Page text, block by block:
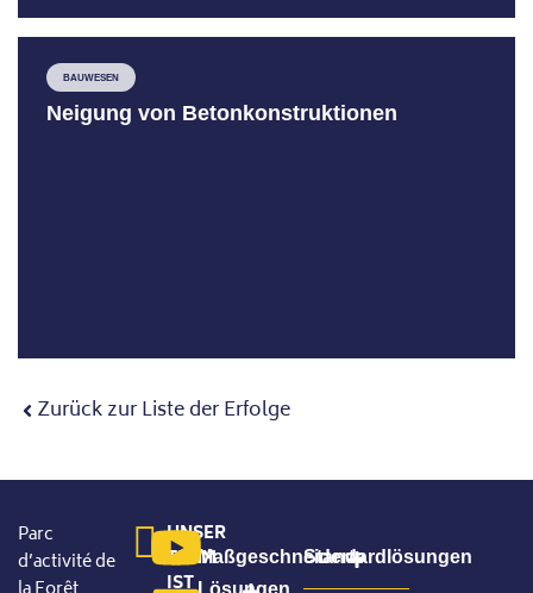
BAUWESEN
Neigung von Betonkonstruktionen
Zurück zur Liste der Erfolge
UNSER
TEAM
IST
Maßgeschneiderte
Lösungen
Standardlösungen
Parc
d’activité de